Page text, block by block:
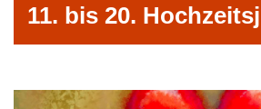
11. bis 20.